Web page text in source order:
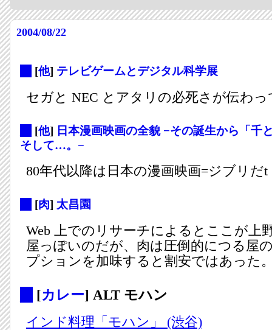
2004/08/22
[他] テレビゲームとデジタル科学展
セガと NEC とアタリの必死さが伝わ
[他] 日本漫画映画の全貌 −その誕生から「千
そして…。−
80年代以降は日本の漫画映画=ジブリだt
[肉] 太昌園
Web 上でのリサーチによるとここが上
屋っぽいのだが、肉は圧倒的につる屋
プションを加味すると割安ではあった
[カレー] ALT モハン
インド料理「モハン」 (渋谷)